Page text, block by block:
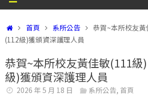
Home
首頁 系所公告
恭賀~本所校友
(112級)獲頒資深護理人員
恭賀~本所校友黃佳敏(111級
級)獲頒資深護理人員
2026 年 5 月 18 日 系所公告,首頁